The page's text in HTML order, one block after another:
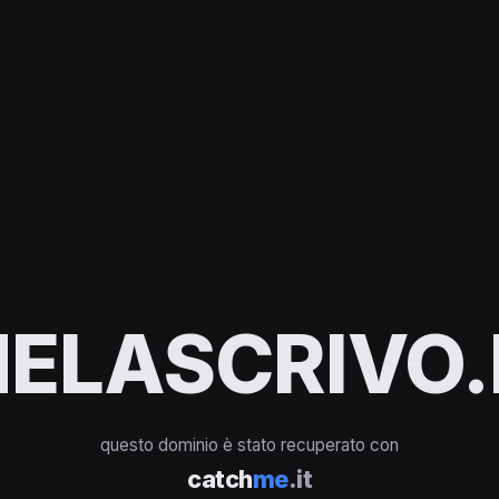
questo dominio è stato recuperato con
catchme.it